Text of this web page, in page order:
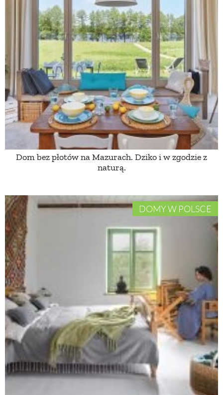
Dom bez płotów na Mazurach. Dziko i w zgodzie z
naturą.
DOMY W POLSCE